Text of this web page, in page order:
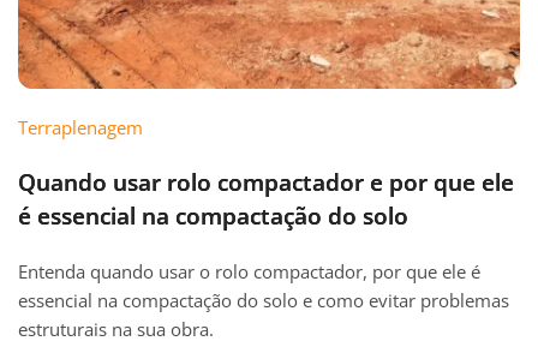
Terraplenagem
Quando usar rolo compactador e por que ele
é essencial na compactação do solo
Entenda quando usar o rolo compactador, por que ele é
essencial na compactação do solo e como evitar problemas
estruturais na sua obra.